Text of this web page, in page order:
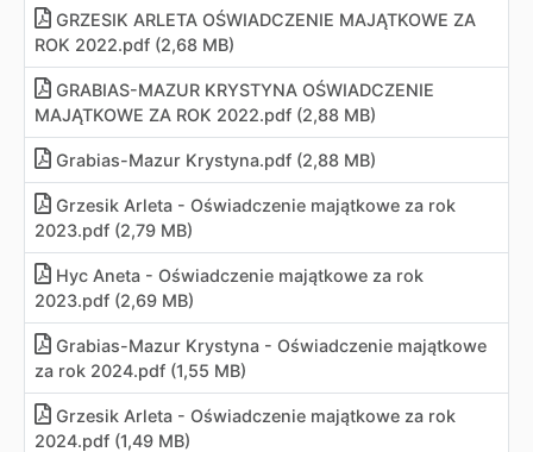
GRZESIK ARLETA OŚWIADCZENIE MAJĄTKOWE ZA
ROK 2022.pdf (2,68 MB)
GRABIAS-MAZUR KRYSTYNA OŚWIADCZENIE
MAJĄTKOWE ZA ROK 2022.pdf (2,88 MB)
Grabias-Mazur Krystyna.pdf (2,88 MB)
Grzesik Arleta - Oświadczenie majątkowe za rok
2023.pdf (2,79 MB)
Hyc Aneta - Oświadczenie majątkowe za rok
2023.pdf (2,69 MB)
Grabias-Mazur Krystyna - Oświadczenie majątkowe
za rok 2024.pdf (1,55 MB)
Grzesik Arleta - Oświadczenie majątkowe za rok
2024.pdf (1,49 MB)